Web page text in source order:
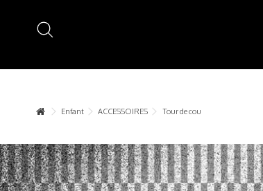
Enfant ACCESSOIRES Tour de cou